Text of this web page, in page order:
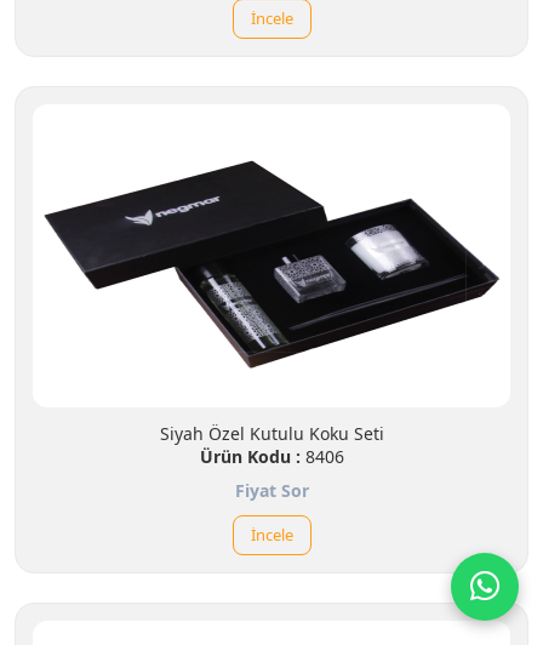
İncele
Siyah Özel Kutulu Koku Seti
Ürün Kodu : 8406
Fiyat Sor
İncele